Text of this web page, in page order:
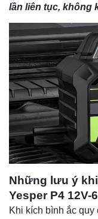
lần liên tục, không
Những lưu ý
Yesper P4 12V-
Khi kích bình ắc quy